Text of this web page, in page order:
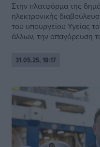
Στην πλατφόρμα της
ηλεκτρονικής
του υπουργείου Υγείας
άλλων, την απαγόρευση
31.05.25, 18:17